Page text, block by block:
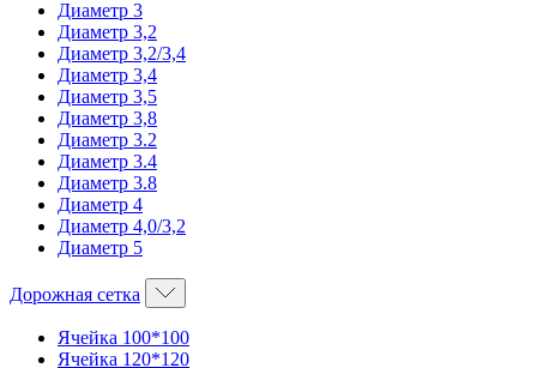
Диаметр 3
Диаметр 3,2
Диаметр 3,2/3,4
Диаметр 3,4
Диаметр 3,5
Диаметр 3,8
Диаметр 3.2
Диаметр 3.4
Диаметр 3.8
Диаметр 4
Диаметр 4,0/3,2
Диаметр 5
Дорожная сетка
Ячейка 100*100
Ячейка 120*120